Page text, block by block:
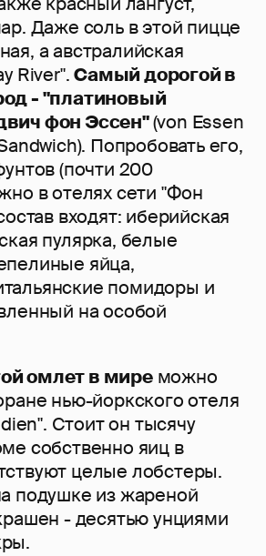
Даже соль в этой пицце
а австралийская
River".Самый дорогой в
- "платиновый
фон Эссен"(von Essen
Попробовать его,
(почти 200
в отелях сети "Фон
входят: иберийская
пулярка, белые
яйца,
помидоры и
на особой
омлет в миреможно
нью-йоркского отеля
Стоит он тысячу
собственно яиц в
целые лобстеры.
подушке из жареной
- десятью унциями